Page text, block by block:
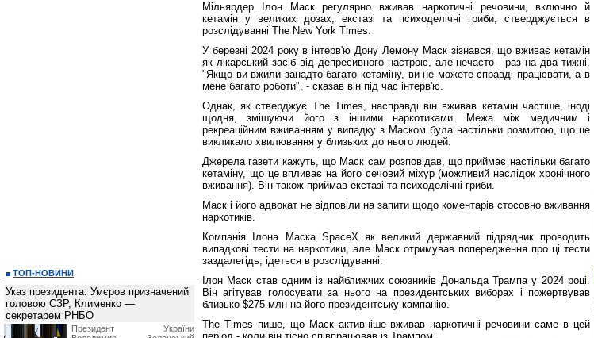
Мільярдер Ілон Маск регулярно вживав наркотичні речовини, включно й
кетамін у великих дозах, екстазі та психоделічні гриби, стверджується в
розслідуванні The New York Times.
У березні 2024 року в інтерв'ю Дону Лемону Маск зізнався, що вживає кетамін
як лікарський засіб від депресивного настрою, але нечасто - раз на два тижні.
"Якщо ви вжили занадто багато кетаміну, ви не можете справді працювати, а в
мене багато роботи", - сказав він під час інтерв'ю.
Однак, як стверджує The Times, насправді він вживав кетамін частіше, іноді
щодня, змішуючи його з іншими наркотиками. Межа між медичним і
рекреаційним вживанням у випадку з Маском була настільки розмитою, що це
викликало хвилювання у близьких до нього людей.
Джерела газети кажуть, що Маск сам розповідав, що приймає настільки багато
кетаміну, що це впливає на його сечовий міхур (можливий наслідок хронічного
вживання). Він також приймав екстазі та психоделічні гриби.
Маск і його адвокат не відповіли на запити щодо коментарів стосовно вживання
наркотиків.
Компанія Ілона Маска SpaceX як великий державний підрядник проводить
випадкові тести на наркотики, але Маск отримував попередження про ці тести
заздалегідь, ідеться в розслідуванні.
Ілон Маск став одним із найближчих союзників Дональда Трампа у 2024 році.
Він агітував голосувати за нього на президентських виборах і пожертвував
близько $275 млн на його президентську кампанію.
The Times пише, що Маск активніше вживав наркотичні речовини саме в цей
ТОП-НОВИНИ
Указ президента: Умєров призначений
головою СЗР, Клименко —
секретарем РНБО
Президент України